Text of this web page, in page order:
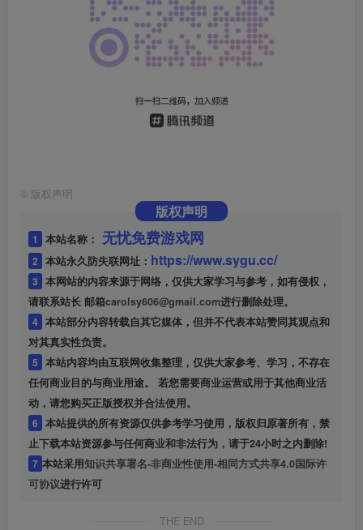
© 版权声明
版权声明
1 本站名称： 无忧免费游戏网
2 本站永久防失联网址： https://www.sygu.cc/
3 本网站的内容来源于网络，仅供大家学习与参考，如有侵权，
请联系站长 邮箱carolsy606@gmail.com进行删除处理。
4 本站部分内容转载自其它媒体，但并不代表本站赞同其观点和
对其真实性负责。
5
任何商业目的与商业用途。 若您需要商业运营或用于其他商业活
动，请您购买正版授权并合法使用。
6 本站提供的所有资源仅供参考学习使用，版权归原著所有，禁
止下载本站资源参与任何商业和非法行为，请于24小时之内删除!
7 本站采用知识共享署名-非商业性使用-相同方式共享4.0国际许
可协议进行许可
THE END